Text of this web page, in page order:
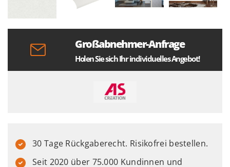
Großabnehmer-Anfrage
Holen Sie sich Ihr individuelles Angebot!
30 Tage Rückgaberecht. Risikofrei bestellen.
Seit 2020 über 75.000 Kundinnen und